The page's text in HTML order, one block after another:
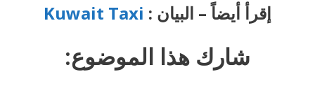
إقرأ أيضاً – البيان : Kuwait Taxi
شارك هذا الموضوع: